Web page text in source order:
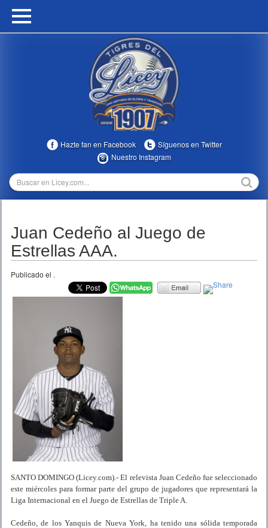
HOME
MULTIMEDIA
TEMPORADAS
Hazte fan en Facebook
Síguenos en Twitter
Nuestro Instagram
Juan Cedeño al Juego de
Estrellas AAA.
Publicado el .
SANTO DOMINGO (Licey.com).- El relevista Juan Cedeño fue seleccionado
este miércoles para formar parte del grupo de jugadores que representará la
Liga Internacional en el Juego de Estrellas de Triple A.
Cedeño, de los Yanquis de Nueva York, ha tenido una sólida temporada